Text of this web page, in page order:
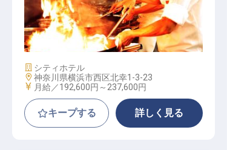
中華調理│マリオット×相鉄グループ
／正社員登用率97％／賞与年2回
施設業態
シティホテル
勤務地
神奈川県横浜市西区北幸1-3-23
給与
月給／192,600円～ 237,600円
キープする 詳しく見る